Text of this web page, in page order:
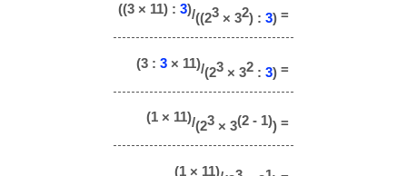
((3 × 11) : 3)/((23 × 32) : 3) =
(3 : 3 × 11)/(23 × 32 : 3) =
(1 × 11)/(23 × 3(2 - 1)) =
(1 × 11)